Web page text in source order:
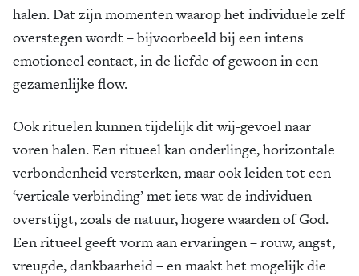
halen. Dat zijn momenten waarop het individuele zelf
overstegen wordt – bijvoorbeeld bij een intens
emotioneel contact, in de liefde of gewoon in een
gezamenlijke flow.
Ook rituelen kunnen tijdelijk dit wij-gevoel naar
voren halen. Een ritueel kan onderlinge, horizontale
verbondenheid versterken, maar ook leiden tot een
‘verticale verbinding’ met iets wat de individuen
overstijgt, zoals de natuur, hogere waarden of God.
Een ritueel geeft vorm aan ervaringen – rouw, angst,
vreugde, dankbaarheid – en maakt het mogelijk die